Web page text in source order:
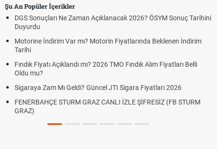
Şu An Popüler İçerikler
DGS Sonuçları Ne Zaman Açıklanacak 2026? ÖSYM Sonuç Tarihini
Duyurdu
Motorine İndirim Var mı? Motorin Fiyatlarında Beklenen İndirim
Tarihi
Fındık Fiyatı Açıklandı mı? 2026 TMO Fındık Alım Fiyatları Belli
Oldu mu?
Sigaraya Zam Mı Geldi? Güncel JTI Sigara Fiyatları 2026
FENERBAHÇE STURM GRAZ CANLI İZLE ŞİFRESİZ (FB STURM
GRAZ)